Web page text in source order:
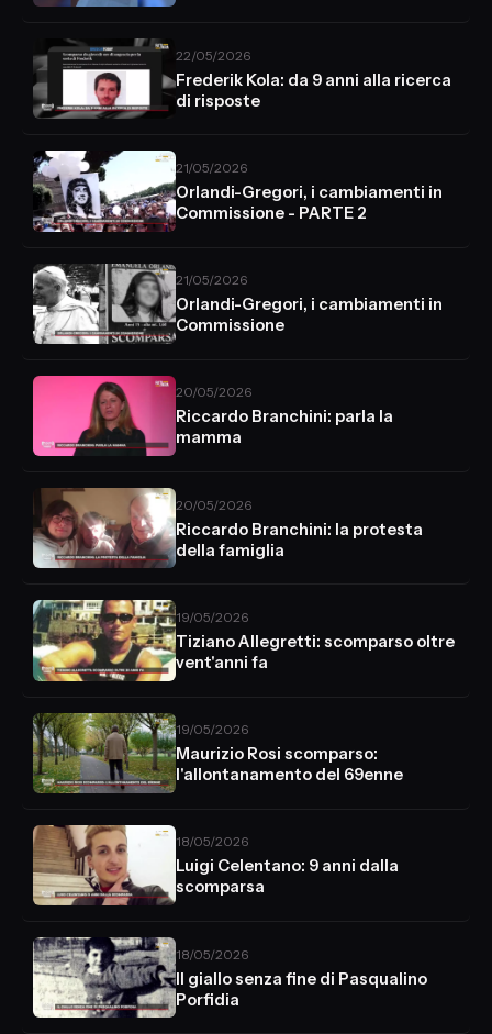
22/05/2026
Frederik Kola: da 9 anni alla ricerca
di risposte
21/05/2026
Orlandi-Gregori, i cambiamenti in
Commissione - PARTE 2
21/05/2026
Orlandi-Gregori, i cambiamenti in
Commissione
20/05/2026
Riccardo Branchini: parla la
mamma
20/05/2026
Riccardo Branchini: la protesta
della famiglia
19/05/2026
Tiziano Allegretti: scomparso oltre
vent'anni fa
19/05/2026
Maurizio Rosi scomparso:
l'allontanamento del 69enne
18/05/2026
Luigi Celentano: 9 anni dalla
scomparsa
18/05/2026
Il giallo senza fine di Pasqualino
Porfidia